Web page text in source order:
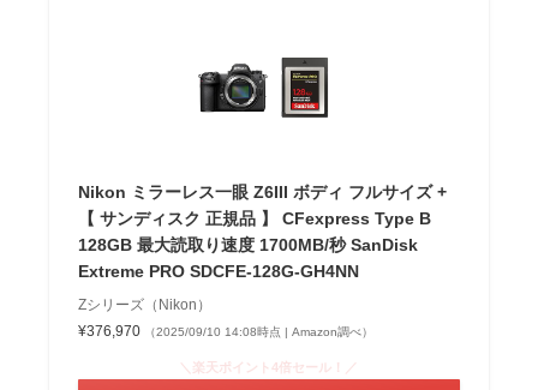
Nikon ミラーレス一眼 Z6III ボディ フルサイズ +
【 サンディスク 正規品 】 CFexpress Type B
128GB 最大読取り速度 1700MB/秒 SanDisk
Extreme PRO SDCFE-128G-GH4NN
Zシリーズ（Nikon）
¥376,970
（2025/09/10 14:08時点 | Amazon調べ）
＼楽天ポイント4倍セール！／